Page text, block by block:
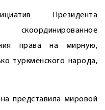
Президента
скоординированное
права на мирную,
туркменского народа,
представила мировой